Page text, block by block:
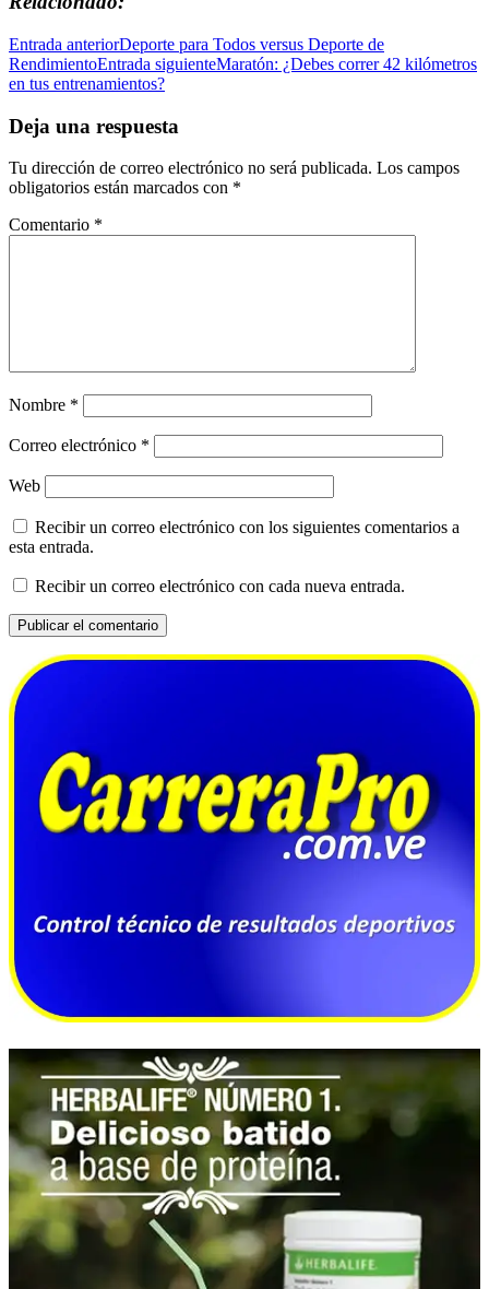
Navegación
de
Entrada anteriorDeporte para Todos versus Deporte de
RendimientoEntrada siguienteMaratón: ¿Debes correr 42 kilómetros
en tus entrenamientos?
Deja una respuesta
Tu dirección de correo electrónico no será publicada. Los campos
obligatorios están marcados con *
Comentario *
Nombre *
Correo electrónico *
Web
Recibir un correo electrónico con los siguientes comentarios a
esta entrada.
Recibir un correo electrónico con cada nueva entrada.